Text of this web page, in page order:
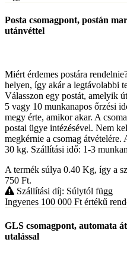
Posta csomagpont, postán
utánvéttel
Miért érdemes postára
helyen, így akár a legtávolabbi
Válasszon egy postát, amelyik
5 vagy 10 munkanapos őrzési
megy érte, amikor akar. A
postai ügye intézésével. Nem
megkérnie a csomag
30 kg. Szállítási idő: 1-3
A termék súlya 0.40 Kg, így a
750 Ft.
Szállítási díj: Súlytól függ
Ingyenes 100 000 Ft értékű
GLS csomagpont, automata
utalással